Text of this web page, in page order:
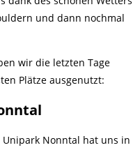
und dann nochmal
wir die letzten Tage
Plätze ausgenutzt:
Nonntal hat uns in